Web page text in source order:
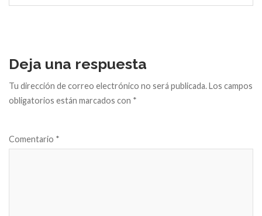
Deja una respuesta
Tu dirección de correo electrónico no será publicada.Los campos
obligatorios están marcados con *
Comentario *